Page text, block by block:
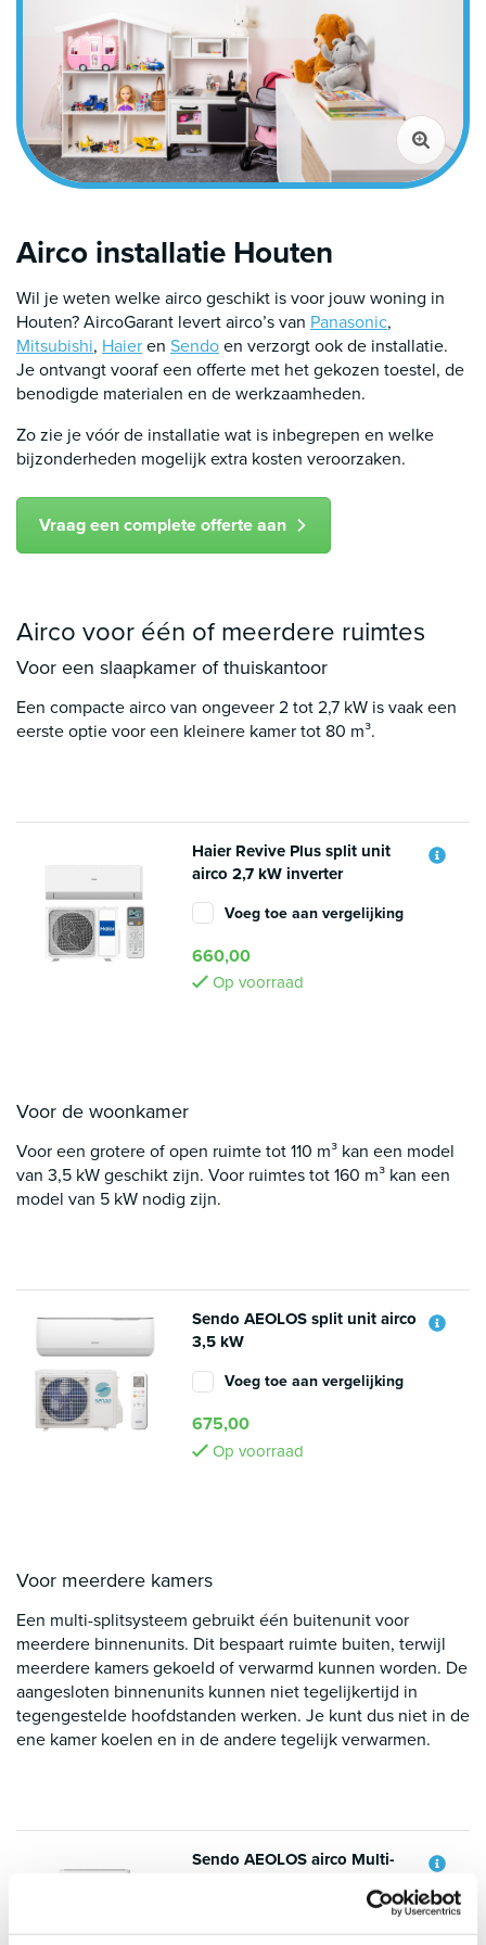
Airco installatie Houten
Wil je weten welke airco geschikt is voor jouw woning in
Houten? AircoGarant levert airco’s van Panasonic,
Mitsubishi, Haieren Sendoen verzorgt ook de installatie.
Je ontvangt vooraf een offerte met het gekozen toestel, de
benodigde materialen en de werkzaamheden.
Zo zie je vóór de installatie wat is inbegrepen en welke
bijzonderheden mogelijk extra kosten veroorzaken.
Vraag een complete offerte aan
Airco voor één of meerdere ruimtes
Voor een slaapkamer of thuiskantoor
Een compacte airco van ongeveer 2 tot 2,7 kW is vaak een
eerste optie voor een kleinere kamer tot 80 m³.
Haier Revive Plus split unit
airco 2,7 kW inverter
Voeg toe aan vergelijking
660,00
Op voorraad
Voor de woonkamer
Voor een grotere of open ruimte tot 110 m³ kan een model
van 3,5 kW geschikt zijn. Voor ruimtes tot 160 m³ kan een
model van 5 kW nodig zijn.
Sendo AEOLOS split unit airco
3,5 kW
Voeg toe aan vergelijking
675,00
Op voorraad
Voor meerdere kamers
Een multi-splitsysteem gebruikt één buitenunit voor
meerdere binnenunits. Dit bespaart ruimte buiten, terwijl
meerdere kamers gekoeld of verwarmd kunnen worden. De
aangesloten binnenunits kunnen niet tegelijkertijd in
tegengestelde hoofdstanden werken. Je kunt dus niet in de
ene kamer koelen en in de andere tegelijk verwarmen.
Sendo AEOLOS airco Multi-